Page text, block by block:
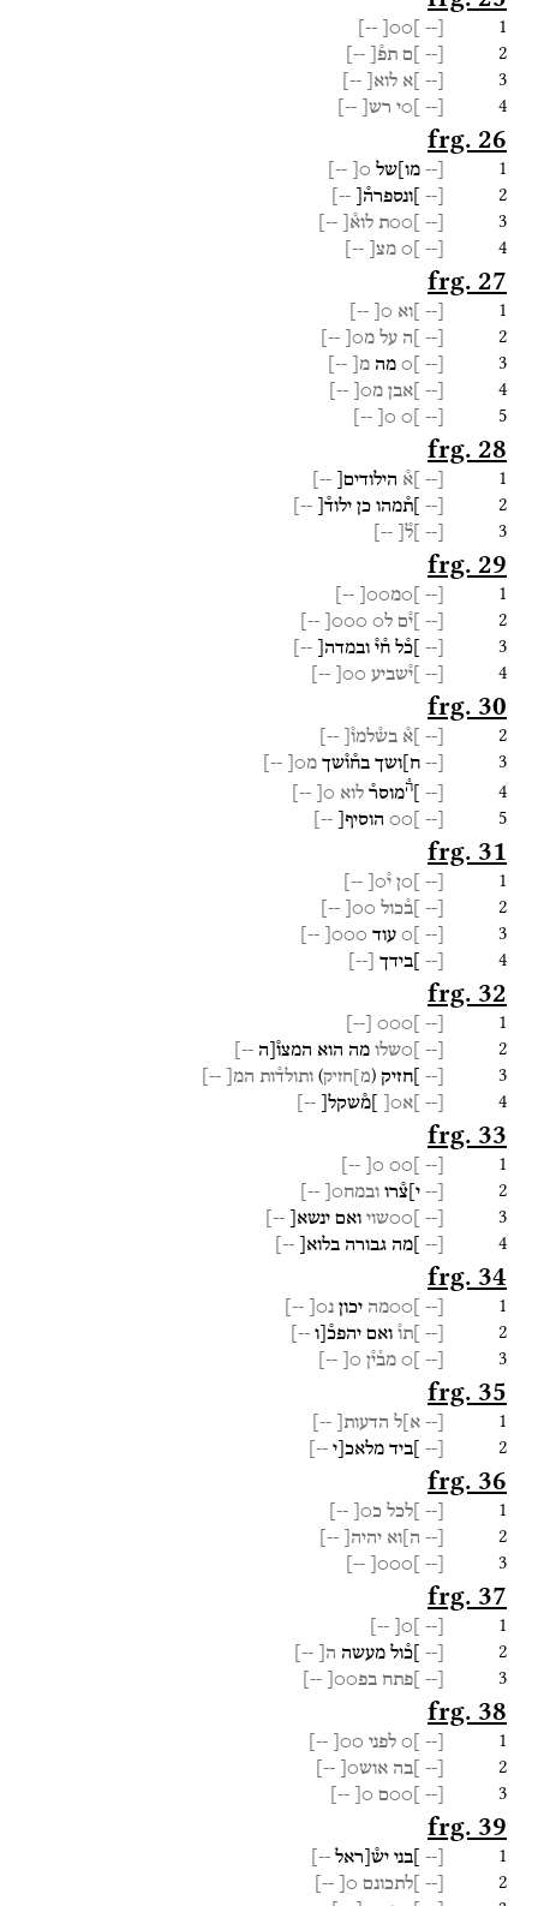
1
[--
]○○[
--]
2
[-- ]ם תפ֯[ --]
3
[-- ]א לוא[ --]
4
[-- ]○י רש[ --]
frg. 26
1
[-- מו]של ○[
--]
2
[-- ]ונספרה֯[ --]
3
[-- ]○○ת לוא֯[ --]
4
[--
]○ מצ[ --]
frg. 27
1
[-- ]וא ○[
--]
2
[-- ]ה על מ○[ --]
3
[--
]○ מה מ[ --]
4
[-- ]אבן מ○[ --]
5
[--
]○
○[
--]
frg. 28
1
[-- ]א֯ הילודים[ --]
2
[-- ]ת֯מהו כן ילוד֯[ --]
3
[-- ]ל֯[ --]
frg. 29
1
[-- ]○מ○○[ --]
2
[-- ]י֯ם ל○ ○○○[
--]
3
[-- ]כ֯ל ח֯י֯ ובמדה[ --]
4
[-- ]י֯שביע ○○[
--]
frg. 30
2
[-- ]א֯ בש֯למו֯[ --]
3
[-- ח]ושך בח֯ו֯שך מ○[ --]
4
[-- ה֯מוסר֯ לוא ○[
--]
5
[--
]○○ הוסיף[ --]
frg. 31
1
[-- ]○ן י֯○[ --]
2
[-- ]ב֯כול ○○[
--]
3
[--
]○ עוד ○○○[
--]
4
[-- ]בידך --
frg. 32
1
[--
]○○○
--
2
[-- ]○שלו מה הוא המצו֯[ה --]
3
[-- ]חזיק (מ]חזיק) ותולד֯ות המ[ --]
4
[-- ]א○[ ]מ֯שקל[ --]
frg. 33
1
[--
]○○
○[
--]
2
[-- י]צ֯רו ובמח○[ --]
3
[-- ]○○שוי ואם ינשא[ --]
4
[-- ]מה גבורה בלוא[ --]
frg. 34
1
[-- ]○○מה יכון נ○[ --]
2
[-- ]תו֯ ואם יהפכ֯[ו --]
3
[--
]○ מב֯י֯ן ○[
--]
frg. 35
1
[-- א]ל הדעות[ --]
2
[-- ]ביד מלאכ[י --]
frg. 36
1
[-- ]לכל כ○[ --]
2
[-- ה]וא יהיה[ --]
3
[--
]○○○[
--]
frg. 37
1
[--
]○[
--]
2
[-- ]כ֯ול מעשה ה[ --]
3
[-- ]פתח בפ○○[ --]
frg. 38
1
[--
]○ לפני ○○[
--]
2
[-- ]בה אוש○[ --]
3
[-- ]○○ם ○[
--]
frg. 39
1
[-- ]בני יש֯[ראל --]
2
[-- ]לתכונם ○[
--]